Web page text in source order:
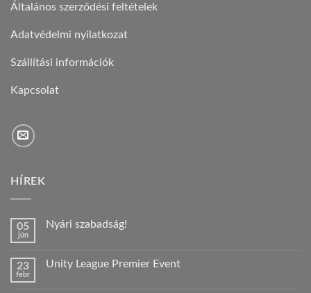
Általános szerződési feltételek
Adatvédelmi nyilatkozat
Szállítási információk
Kapcsolat
HÍREK
05
jún
Nyári szabadság!
Nyári
23
febr
Unity League Premier Event